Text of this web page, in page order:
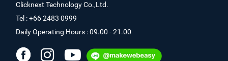
Clicknext Technology Co.,Ltd.
Tel : +66 2483 0999
Daily Operating Hours : 09.00 - 21.00